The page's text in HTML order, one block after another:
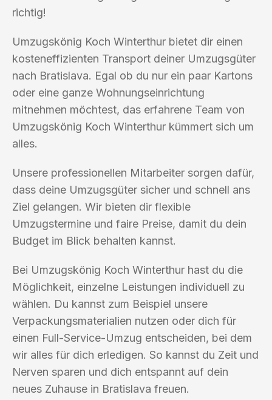
richtig!
Umzugskönig Koch Winterthur bietet dir einen
kosteneffizienten Transport deiner Umzugsgüter
nach Bratislava. Egal ob du nur ein paar Kartons
oder eine ganze Wohnungseinrichtung
mitnehmen möchtest, das erfahrene Team von
Umzugskönig Koch Winterthur kümmert sich um
alles.
Unsere professionellen Mitarbeiter sorgen dafür,
dass deine Umzugsgüter sicher und schnell ans
Ziel gelangen. Wir bieten dir flexible
Umzugstermine und faire Preise, damit du dein
Budget im Blick behalten kannst.
Bei Umzugskönig Koch Winterthur hast du die
Möglichkeit, einzelne Leistungen individuell zu
wählen. Du kannst zum Beispiel unsere
Verpackungsmaterialien nutzen oder dich für
einen Full-Service-Umzug entscheiden, bei dem
wir alles für dich erledigen. So kannst du Zeit und
Nerven sparen und dich entspannt auf dein
neues Zuhause in Bratislava freuen.